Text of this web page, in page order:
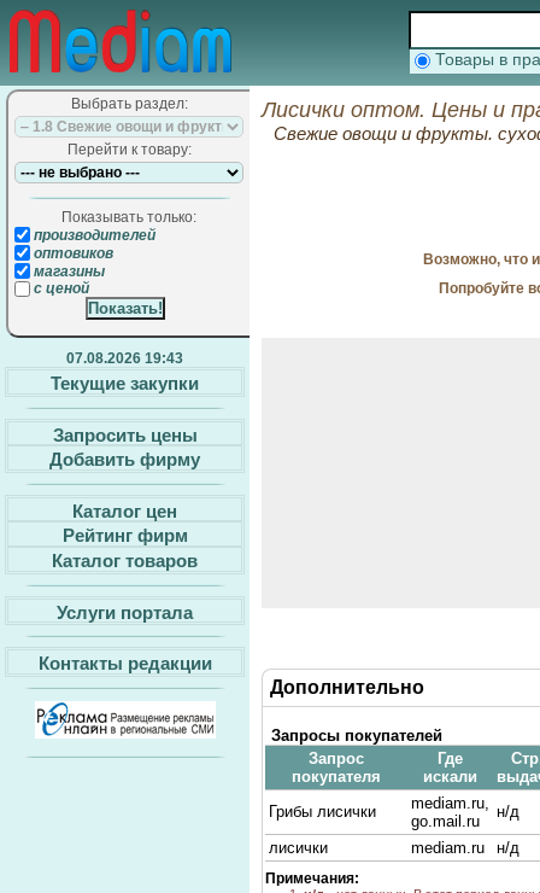
Товары в
Выбрать раздел:
Перейти к товару:
Показывать только:
производителей
оптовиков
магазины
с ценой
07.08.2026 19:43
Текущие закупки
Запросить цены
Добавить фирму
Каталог цен
Рейтинг фирм
Каталог товаров
Услуги портала
Контакты редакции
Лисички оптом. Цены и
Свежие овощи и фрукты.
Возможно, что
Попробуйте
Дополнительно
Запросы покупателей
Запрос
покупателя
Где
искали
Грибы лисички
mediam.ru,
go.mail.ru
н/д
лисички
mediam.ru н/д
Примечания: